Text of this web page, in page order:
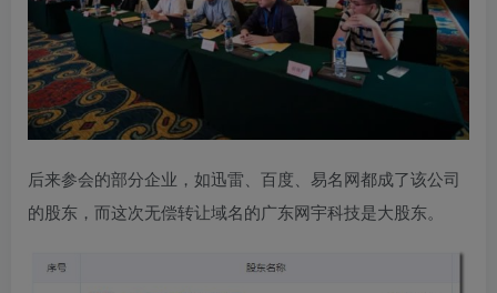
后来参会的部分企业，如迅雷、百度、易名网都成了该公司
的股东，而这次无偿转让域名的广东网宇科技是大股东。